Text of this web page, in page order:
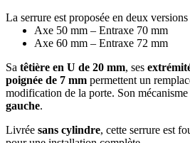
La serrure est proposée en deux versions
Axe 50 mm – Entraxe 70 mm
Axe 60 mm – Entraxe 72 mm
Sa têtière en U de 20 mm, ses
poignée de 7 mm permettent un
modification de la porte. Son mécanisme
gauche.
Livrée sans cylindre, cette serrure est